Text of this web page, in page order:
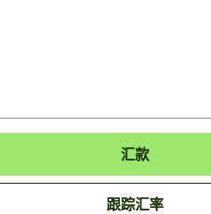
汇款
跟踪汇率